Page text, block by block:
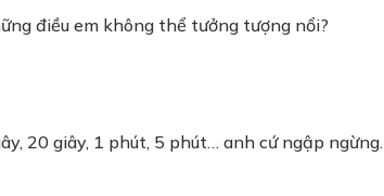
điều em không thể tưởng tượng nổi?
20 giây, 1 phút, 5 phút… anh cứ ngập ngừng.